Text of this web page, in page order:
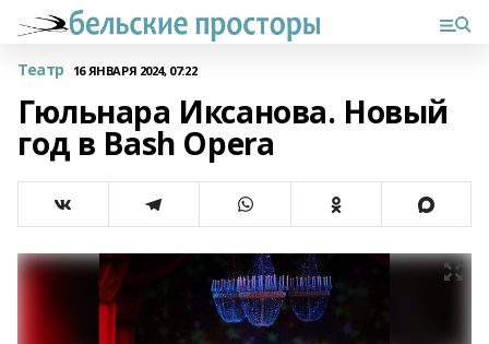
Театр 16 ЯНВАРЯ 2024, 07:22
Гюльнара Иксанова. Новый
год в Bash Opera